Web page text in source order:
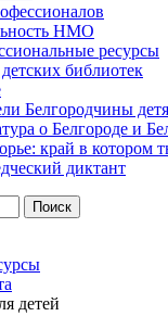
НМО
ресурсы
библиотек
Белгородчины
о Белгороде и
край в
диктант
детей